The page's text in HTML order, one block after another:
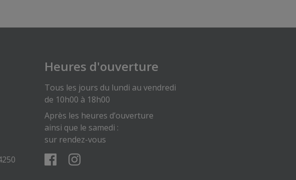
Heures d'ouverture
Tous les jours du lundi au vendredi
de 10h00 à 18h00
Après les heures d’ouverture
ainsi que le samedi :
sur rendez-vous